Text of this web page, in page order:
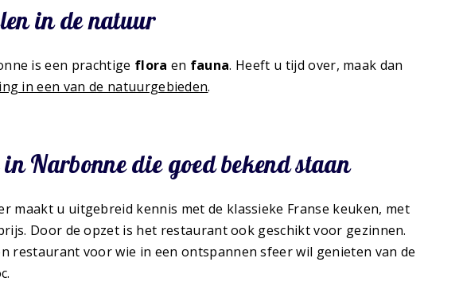
in de natuur
is een prachtige flora en fauna. Heeft u tijd over, maak dan
in een van de natuurgebieden.
Narbonne die goed bekend staan
maakt u uitgebreid kennis met de klassieke Franse keuken, met
Door de opzet is het restaurant ook geschikt voor gezinnen.
restaurant voor wie in een ontspannen sfeer wil genieten van de